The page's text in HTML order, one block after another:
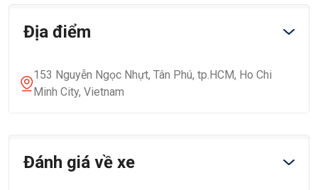
Địa điểm
153 Nguyễn Ngọc Nhựt, Tân Phú, tp.HCM, Ho Chi
Minh City, Vietnam
Đánh giá về xe